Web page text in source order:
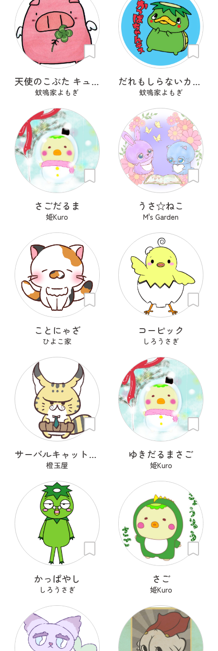
天使のこぶた キューピッグ
蚊鳴家よもぎ
だれもしらないカッパちゃん
蚊鳴家よもぎ
さごだるま
姫Kuro
うさ‪☆ねこ
M's Garden
ことにゃざ
ひよこ家
コーピック
しろうさぎ
サーバルキャット課長
橙玉屋
ゆきだるまさご
姫Kuro
かっぱやし
しろうさぎ
さご
姫Kuro